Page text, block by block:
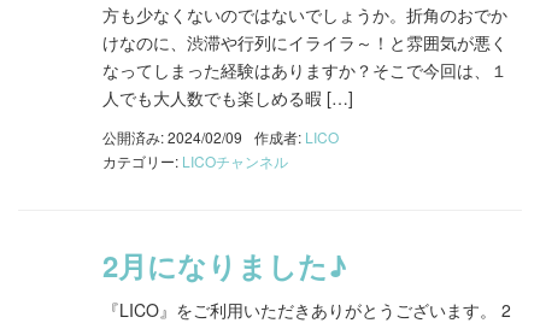
方も少なくないのではないでしょうか。折角のおでか
けなのに、渋滞や行列にイライラ～！と雰囲気が悪く
なってしまった経験はありますか？そこで今回は、１
人でも大人数でも楽しめる暇 […]
公開済み: 2024/02/09 作成者: LICO
カテゴリー: LICOチャンネル
2月になりました♪
『LICO』をご利用いただきありがとうございます。 2